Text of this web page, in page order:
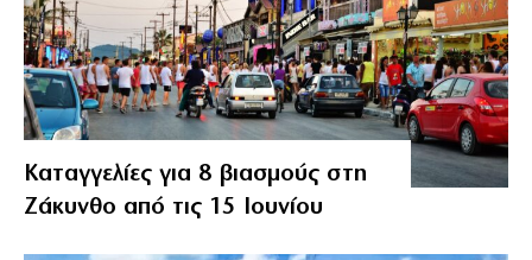
Καταγγελίες για 8 βιασμούς στη
Ζάκυνθο από τις 15 Ιουνίου